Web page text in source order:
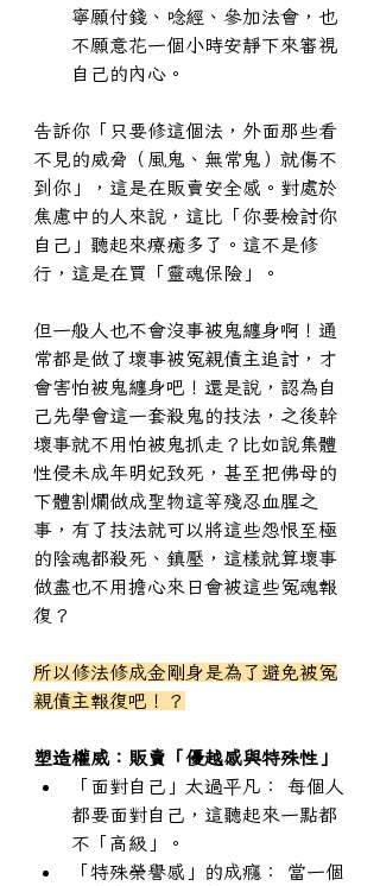
寧願付錢、唸經、參加法會，也
不願意花一個小時安靜下來審視
自己的內心。
告訴你「只要修這個法，外面那些看
不見的威脅（風鬼、無常鬼）就傷不
到你」，這是在販賣安全感。對處於
焦慮中的人來說，這比「你要檢討你
自己」聽起來療癒多了。這不是修
行，這是在買「靈魂保險」。
但一般人也不會沒事被鬼纏身啊！通
常都是做了壞事被冤親債主追討，才
會害怕被鬼纏身吧！還是說，認為自
己先學會這一套殺鬼的技法，之後幹
壞事就不用怕被鬼抓走？比如說集體
性侵未成年明妃致死，甚至把佛母的
下體割爛做成聖物這等殘忍血腥之
事，有了技法就可以將這些怨恨至極
的陰魂都殺死、鎮壓，這樣就算壞事
做盡也不用擔心來日會被這些冤魂報
復？
所以修法修成金剛身是為了避免被冤
親債主報復吧！？
塑造權威：販賣「優越感與特殊性」
「面對自己」太過平凡： 每個人
都要面對自己，這聽起來一點都
不「高級」。
「特殊榮譽感」的成癮： 當一個